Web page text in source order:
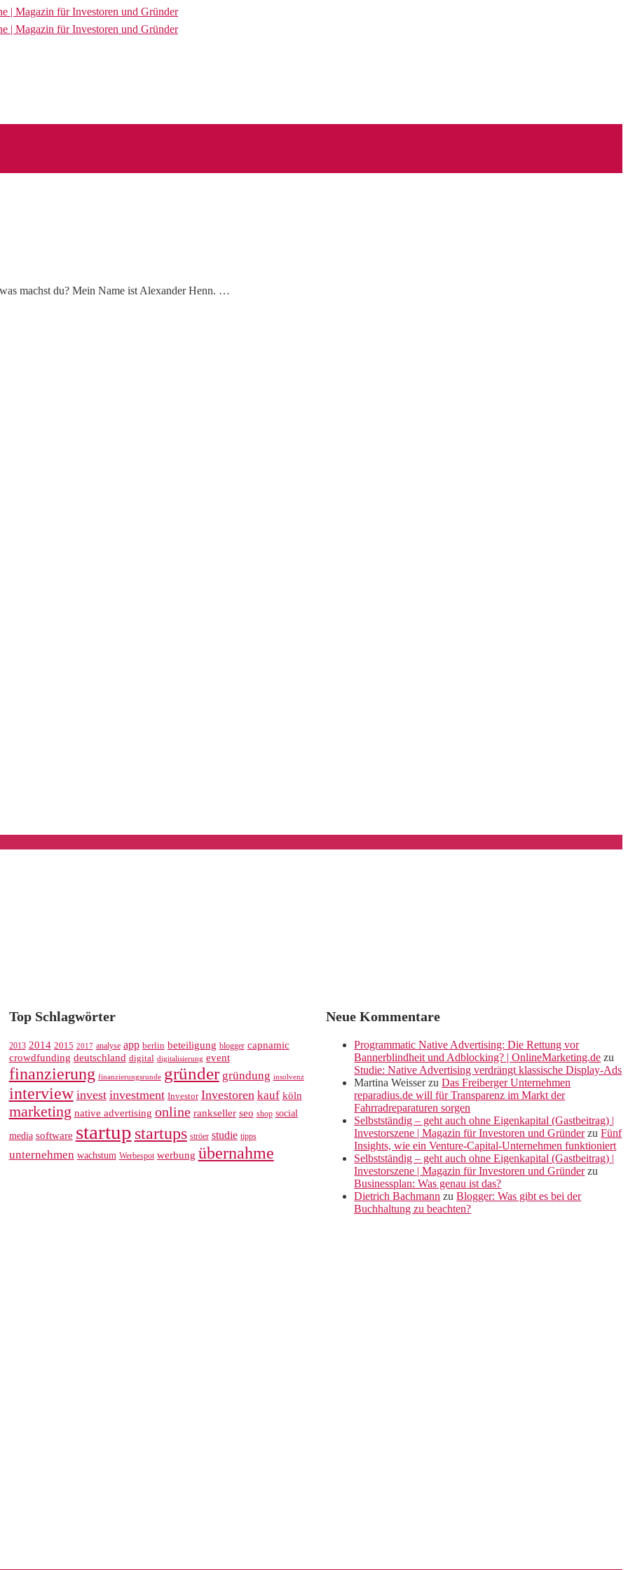
machst du? Mein Name ist Alexander Henn. …
Top Schlagwörter
2013 2014 2015 2017 analyse app berlin beteiligung blogger capnamic
crowdfunding deutschland digital digitalisierung event
finanzierung finanzierungsrunde gründer gründung insolvenz
interview invest investment Investor Investoren kauf köln
marketing native advertising online rankseller seo shop social
media software startup startups ströer studie tipps
unternehmen wachstum Werbespot werbung übernahme
Neue Kommentare
Programmatic Native Advertising: Die Rettung vor
Bannerblindheit und Adblocking? | OnlineMarketing.de zu
Studie: Native Advertising verdrängt klassische Display-Ads
Martina WeisserzuDas Freiberger Unternehmen
reparadius.de will für Transparenz im Markt der
Fahrradreparaturen sorgen
Selbstständig – geht auch ohne Eigenkapital (Gastbeitrag) |
Investorszene | Magazin für Investoren und GründerzuFünf
Insights, wie ein Venture-Capital-Unternehmen funktioniert
Selbstständig – geht auch ohne Eigenkapital (Gastbeitrag) |
Investorszene | Magazin für Investoren und Gründerzu
Businessplan: Was genau ist das?
Dietrich Bachmann zuBlogger: Was gibt es bei der
Buchhaltung zu beachten?